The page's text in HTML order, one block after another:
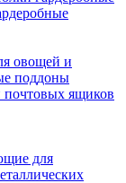
овощей и
поддоны
почтовых ящиков
для